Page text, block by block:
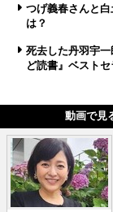
つげ義春さんと
は？
死去した丹羽宇
ど読書』ベストセ
動画で見